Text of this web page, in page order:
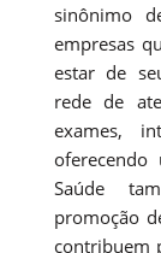
sinônimo
empresas
estar de
rede de
exames,
oferecendo
Saúde
promoção
contribuem